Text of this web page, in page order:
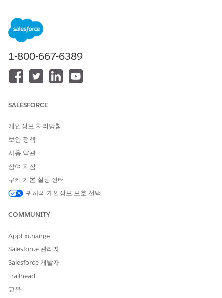
서비스 카탈로그 항목
처리합니다. 유사한 신청 및 요청 유형을 지원하도록 추가 서비스
보안 정책 예외 요청
이러한 작업은 전문 에이전트와 대화하는 동안 자동으로 실행됩니
다.
Knowledge로 질문 답변
적격 서비스 카탈로그 항목 가져오기
서비스 카탈로그 항목 플로 실행
제품 출시 카드 가져오기
정책 질문에 답변하기
예
원격 작업 장비 자격 확인
시나리오: Brian은 자택 사무실에 대한 두 번째 모니터를 요청할
자격이 있는지 확인하려고 합니다.
1-800-667-6389
SALESFORCE
개인정보 처리방침
보안 정책
사용 약관
참여 지침
쿠키 기본 설정 센터
귀하의 개인정보 보호 선택
COMMUNITY
AppExchange
Salesforce 관리자
Salesforce 개발자
Trailhead
교육